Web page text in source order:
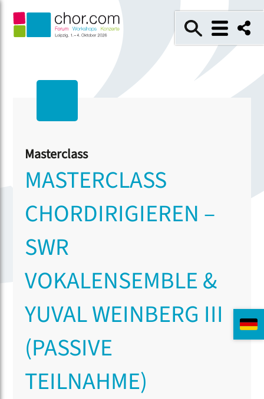
Masterclass
MASTERCLASS
CHORDIRIGIEREN –
SWR
VOKALENSEMBLE &
YUVAL WEINBERG III
(PASSIVE
TEILNAHME)